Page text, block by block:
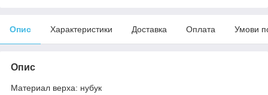
Опис Характеристики Доставка Оплата Умови
Опис
Материал верха: нубук